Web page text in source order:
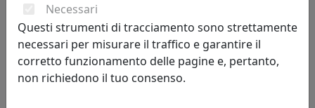
Necessari
Questi strumenti di tracciamento sono strettamente
necessari per misurare il traffico e garantire il
corretto funzionamento delle pagine e, pertanto,
non richiedono il tuo consenso.